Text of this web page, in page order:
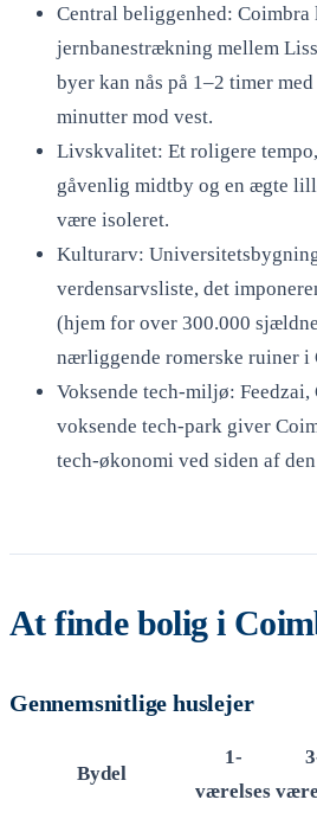
Central beliggenhed:
jernbanestrækning mellem
byer kan nås på 1–2 timer
minutter mod vest.
Livskvalitet: Et roligere
gåvenlig midtby og en ægte
være isoleret.
Kulturarv:
verdensarvsliste, det
(hjem for over 300.000
nærliggende romerske ruiner i
Voksende tech-miljø:
voksende tech-park giver
tech-økonomi ved siden af
At finde bolig i
Gennemsnitlige huslejer
Bydel
1-
værelses